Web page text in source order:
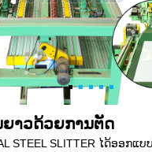
ຍາວດ້ວຍການຕັດ
STEEL SLITTER ໄດ້ອອກແ